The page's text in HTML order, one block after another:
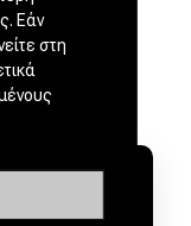
Εάν
στη